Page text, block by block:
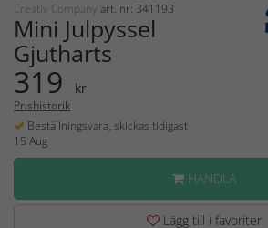
Creativ Company art. nr: 341193
Mini Julpyssel
Gjutharts
319 kr
Prishistorik
Beställningsvara, skickas tidigast
15 Aug
HANDLA
Lägg till i favoriter